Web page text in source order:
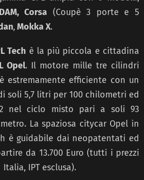
Corsa(Coupè 3 porte e 5
,Mokka X.
Tech è la più piccola e cittadina
Opel. Il motore mille tre cilindri
estremamente efficiente con un
soli 5,7 litri per 100 chilometri ed
nel ciclo misto pari a soli 93
La spaziosa citycar Opel in
è guidabile dai neopatentati ed
da 13.700 Euro (tutti i prezzi
IPT esclusa).